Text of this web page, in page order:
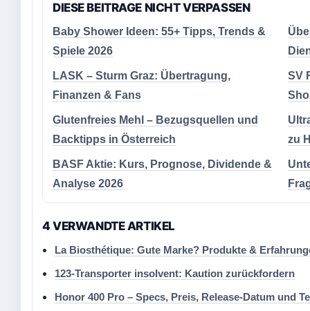
DIESE BEITRAGE NICHT VERPASSEN
Baby Shower Ideen: 55+ Tipps, Trends &
Spiele 2026
LASK – Sturm Graz: Übertragung,
Finanzen & Fans
SV
Glutenfreies Mehl – Bezugsquellen und
Backtipps in Österreich
zu
BASF Aktie: Kurs, Prognose, Dividende &
Analyse 2026
4 VERWANDTE ARTIKEL
La Biosthétique: Gute Marke? Produkte &
123-Transporter insolvent: Kaution zurückfordern
Honor 400 Pro – Specs, Preis, Release-Datum und